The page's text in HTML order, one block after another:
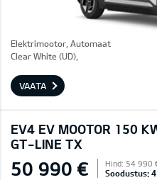
Elektrimootor, Automaat
Clear White (UD),
VAATA
EV4 EV MOOTOR 150
GT-LINE TX
50 990 € Hind: 54 990
Soodustus: